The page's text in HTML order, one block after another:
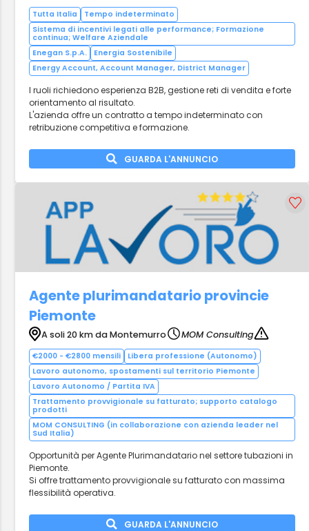
Tutta Italia
Tempo indeterminato
Sistema di incentivi legati alle performance; Formazione
continua; Welfare Aziendale
Enegan S.p.A.
Energia Sostenibile
Energy Account, Account Manager, District Manager
I ruoli richiedono esperienza B2B, gestione reti di vendita e forte
orientamento al risultato.
L'azienda offre un contratto a tempo indeterminato con
retribuzione competitiva e formazione.
GUARDA L'ANNUNCIO
Agente plurimandatario provincie
Piemonte
A soli 20 km da Montemurro MOM Consulting
€2000 - €2800 mensili
Libera professione (Autonomo)
Lavoro autonomo, spostamenti sul territorio Piemonte
Lavoro Autonomo / Partita IVA
Trattamento provvigionale su fatturato; supporto catalogo
prodotti
MOM CONSULTING (in collaborazione con azienda leader nel
Sud Italia)
Opportunità per Agente Plurimandatario nel settore tubazioni in
Piemonte.
Si offre trattamento provvigionale su fatturato con massima
flessibilità operativa.
GUARDA L'ANNUNCIO